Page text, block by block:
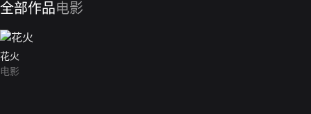
全部作品电影
花火
电影